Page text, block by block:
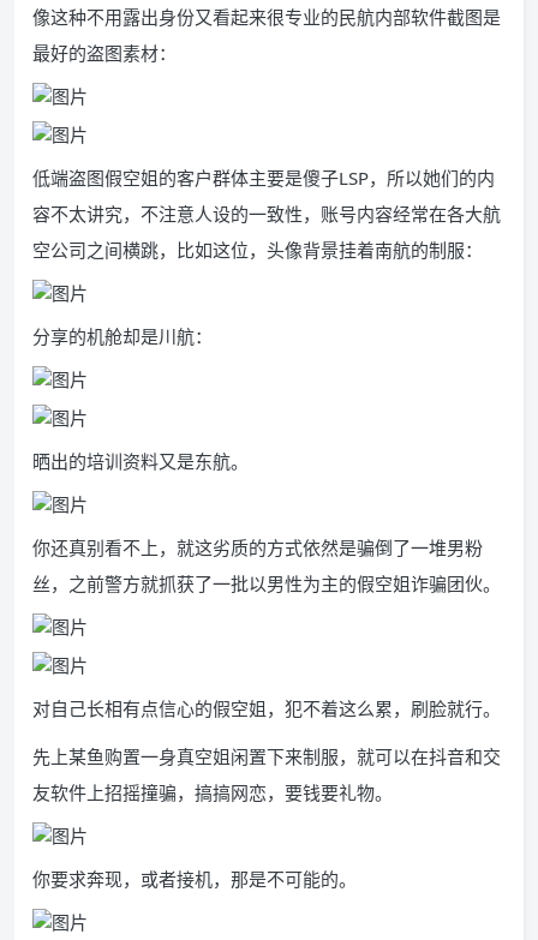
像这种不用露出身份又看起来很专业的民航内部软件截图是
最好的盗图素材：
低端盗图假空姐的客户群体主要是傻子LSP，所以她们的内
容不太讲究，不注意人设的一致性，账号内容经常在各大航
空公司之间横跳，比如这位，头像背景挂着南航的制服：
分享的机舱却是川航：
晒出的培训资料又是东航。
你还真别看不上，就这劣质的方式依然是骗倒了一堆男粉
丝，之前警方就抓获了一批以男性为主的假空姐诈骗团伙。
对自己长相有点信心的假空姐，犯不着这么累，刷脸就行。
先上某鱼购置一身真空姐闲置下来制服，就可以在抖音和交
友软件上招摇撞骗，搞搞网恋，要钱要礼物。
你要求奔现，或者接机，那是不可能的。